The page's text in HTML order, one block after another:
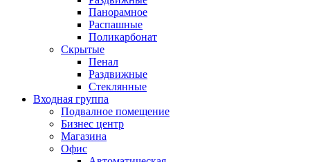
Панорамное
Распашные
Поликарбонат
Скрытые
Пенал
Раздвижные
Стеклянные
Входная группа
Подвалное помещение
Бизнес центр
Магазина
Офис